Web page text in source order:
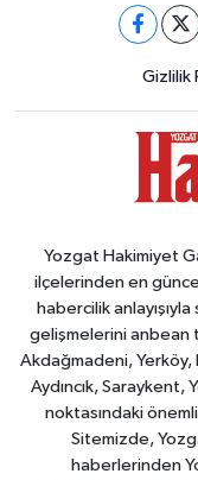
Gizlilik
Yozgat Hakimiyet
ilçelerinden en
habercilik
gelişmelerini anbean
Akdağmadeni, Yerköy,
Aydıncık, Saraykent,
noktasındaki
Sitemizde,
haberlerinden